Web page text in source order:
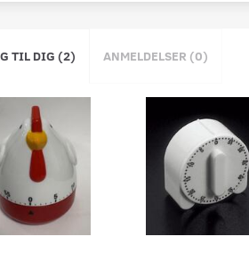
TIL DIG (2) ANMELDELSER (0)